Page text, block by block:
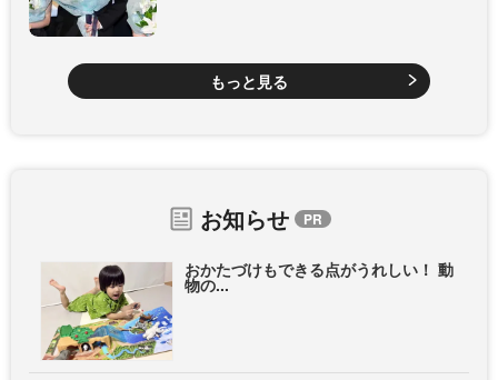
もっと見る
お知らせ
おかたづけもできる点がうれしい！ 動
物の...